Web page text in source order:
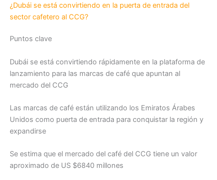
¿Dubái se está convirtiendo en la puerta de entrada del
sector cafetero al CCG?
Puntos clave
Dubái se está convirtiendo rápidamente en la plataforma de
lanzamiento para las marcas de café que apuntan al
mercado del CCG
Las marcas de café están utilizando los Emiratos Árabes
Unidos como puerta de entrada para conquistar la región y
expandirse
Se estima que el mercado del café del CCG tiene un valor
aproximado de US $6840 millones